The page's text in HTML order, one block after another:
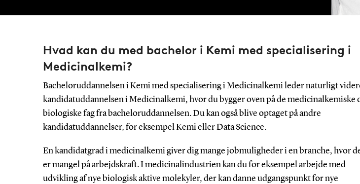
Hvad kan du med bachelor i Kemi med specialisering i
Medicinalkemi?
Bacheloruddannelsen i Kemi med specialisering i Medicinalkemi leder naturligt
kandidatuddannelsen i Medicinalkemi, hvor du bygger oven på de medicinalkemiske
biologiske fag fra bacheloruddannelsen. Du kan også blive optaget på andre
kandidatuddannelser, for eksempel Kemi eller Data Science.
En kandidatgrad i medicinalkemi giver dig mange jobmuligheder i en branche, hvor
er mangel på arbejdskraft. I medicinalindustrien kan du for eksempel arbejde med
udvikling af nye biologisk aktive molekyler, der kan danne udgangspunkt for nye